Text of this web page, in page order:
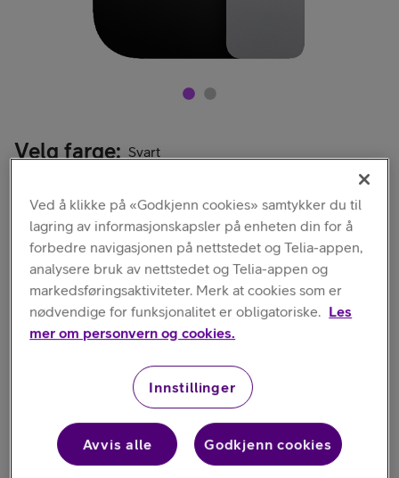
Velg farge: Svart
Velg variant:
Kort om produktet
Gjør stua om til en kinosal med Apple TV 4K! Fantastisk
bildekvalitet, romtilpasset lyd og enkel tilgang til alt du
Ved å klikke på «Godkjenn cookies» samtykker du til
lagring av informasjonskapsler på enheten din for å
forbedre navigasjonen på nettstedet og Telia-appen,
analysere bruk av nettstedet og Telia-appen og
markedsføringsaktiviteter. Merk at cookies som er
nødvendige for funksjonalitet er obligatoriske. Les
mer om personvern og cookies.
Innstillinger
Avvis alle Godkjenn cookies